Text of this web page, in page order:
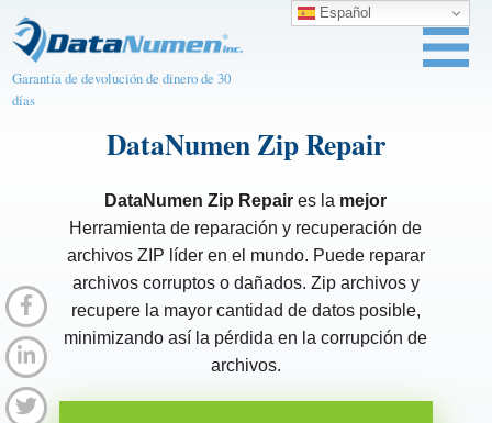
Garantía de devolución de dinero de 30
días
DataNumen Zip Repair
DataNumen Zip Repair es la mejor
Herramienta de reparación y recuperación de
archivos ZIP líder en el mundo. Puede reparar
archivos corruptos o dañados. Zip archivos y
recupere la mayor cantidad de datos posible,
minimizando así la pérdida en la corrupción de
archivos.
Español